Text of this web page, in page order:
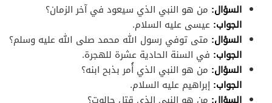
السؤال: من هو النبي الذي سيعود في آخر الزمان؟
الجواب: عيسى عليه السلام.
السؤال: متى توفي رسول الله محمد صلى الله عليه وسلم؟
الجواب: في السنة الحادية عشرة للهجرة.
السؤال: من هو النبي الذي أُمر بذبح ابنه؟
الجواب: إبراهيم عليه السلام.